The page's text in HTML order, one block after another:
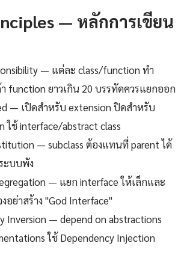
— หลักการเขียน
— แต่ละ class/function ทำ
function ยาวเกิน 20 บรรทัดควรแยกออก
— เปิดสำหรับ extension ปิดสำหรับ
ใช้ interface/abstract class
— subclass ต้องแทนที่ parent ได้
ะบบพัง
— แยก interface ให้เล็กและ
งอย่าสร้าง "God Interface"
Inversion — depend on abstractions
ใช้ Dependency Injection